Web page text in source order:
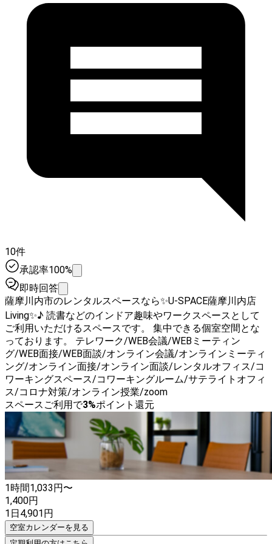
10件
承認率100%
即時回答
薩摩川内市のレンタルスペースなら✨U-SPACE薩摩川内店
Living✨♪ 読書などのインドア趣味やワークスペースとして
ご利用いただけるスペースです。 集中できる個室空間とな
っております。 テレワーク/WEB会議/WEBミーティン
グ/WEB面接/WEB面談/オンライン会議/オンラインミーティ
ング/オンライン面接/オンライン面談/レンタルオフィス/コ
ワーキングスペース/コワーキングルーム/サテライトオフィ
ス/コロナ対策/オンライン授業/zoom
スペースご利用で3%ポイント還元
1時間1,033円〜
1,400円
1日4,901円
空室カレンダーを見る